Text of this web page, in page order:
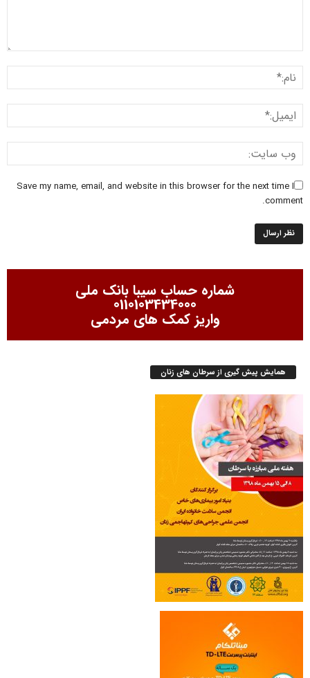
Save my name, email, and website in this browser for the next time I
comment.
شماره حساب سیبا بانک ملی
0110103434000
واریز کمک های مردمی
همایش پیش گیری از سرطان های زنان